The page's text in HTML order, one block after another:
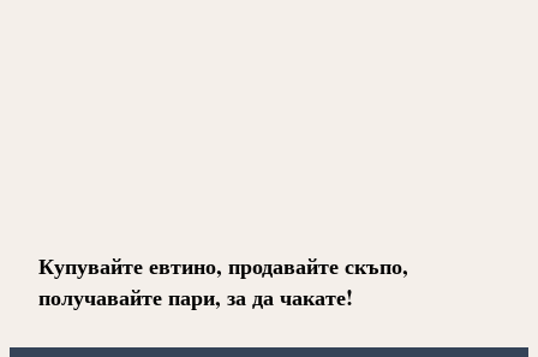
Купувайте евтино, продавайте скъпо,
получавайте пари, за да чакате!